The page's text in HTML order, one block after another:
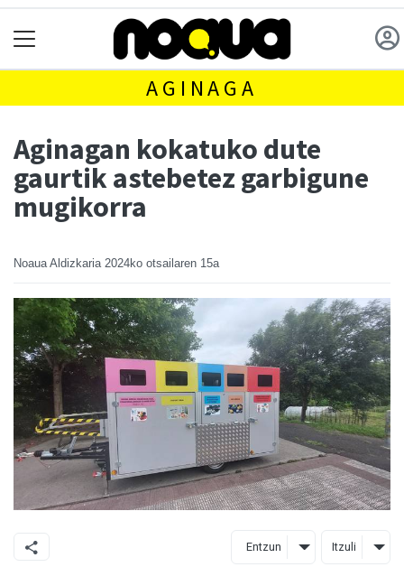
AGINAGA
Aginagan kokatuko dute
gaurtik astebetez garbigune
mugikorra
Noaua Aldizkaria 2024ko otsailaren 15a
Entzun Itzuli